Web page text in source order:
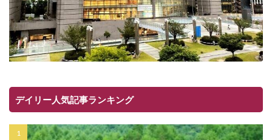
デイリー人気記事ランキング